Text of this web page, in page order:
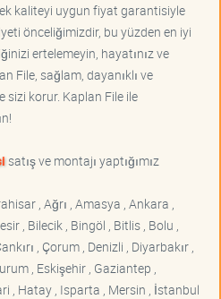
kaliteyi uygun fiyat garantisiyle
önceliğimizdir, bu yüzden en iyi
ertelemeyin, hayatınız ve
File, sağlam, dayanıklı ve
korur. Kaplan File ile
satış ve montajı yaptığımız
, Ağrı , Amasya , Ankara ,
, Bilecik , Bingöl , Bitlis , Bolu ,
, Çorum , Denizli , Diyarbakır ,
, Eskişehir , Gaziantep ,
, Hatay , Isparta , Mersin , İstanbul